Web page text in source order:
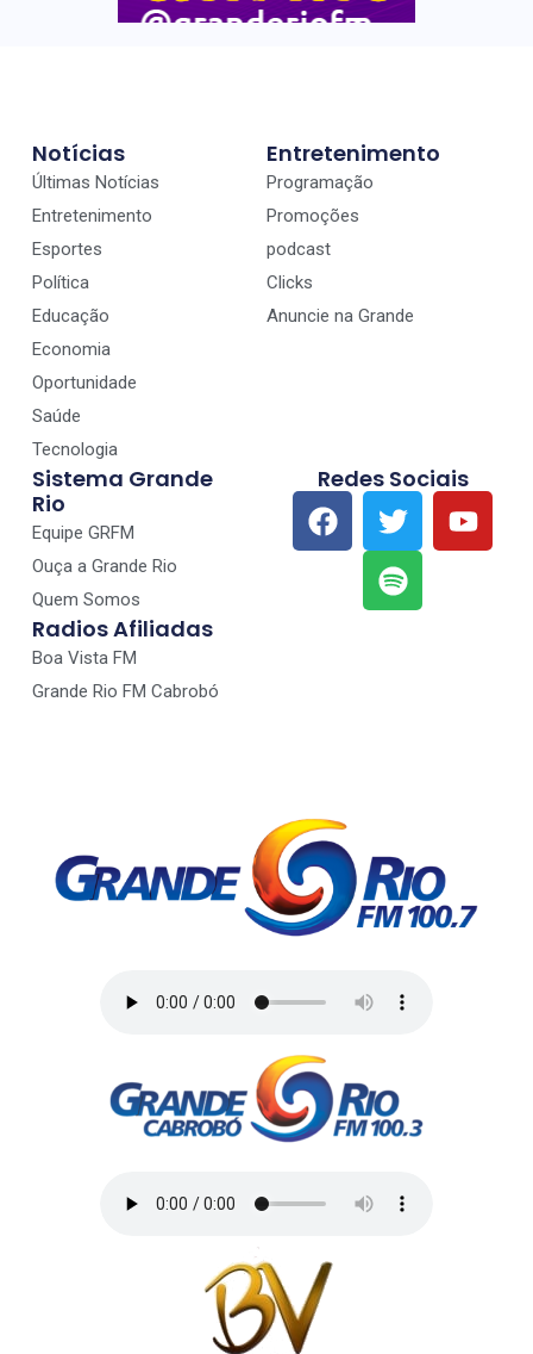
Notícias
Últimas Notícias
Entretenimento
Esportes
Política
Educação
Economia
Oportunidade
Saúde
Tecnologia
Entretenimento
Programação
Promoções
podcast
Clicks
Anuncie na Grande
Sistema Grande
Rio
Equipe GRFM
Ouça a Grande Rio
Quem Somos
Radios Afiliadas
Boa Vista FM
Grande Rio FM Cabrobó
Redes Sociais